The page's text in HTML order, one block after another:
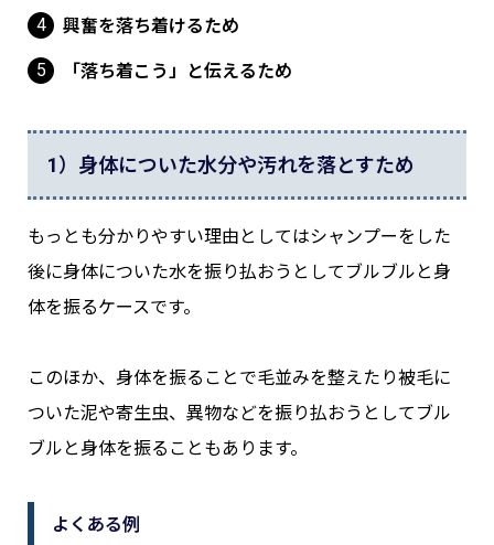
興奮を落ち着けるため
「落ち着こう」と伝えるため
1）身体についた水分や汚れを落とすため
もっとも分かりやすい理由としてはシャンプーをした
後に身体についた水を振り払おうとしてブルブルと身
体を振るケースです。
このほか、身体を振ることで毛並みを整えたり被毛に
ついた泥や寄生虫、異物などを振り払おうとしてブル
ブルと身体を振ることもあります。
よくある例